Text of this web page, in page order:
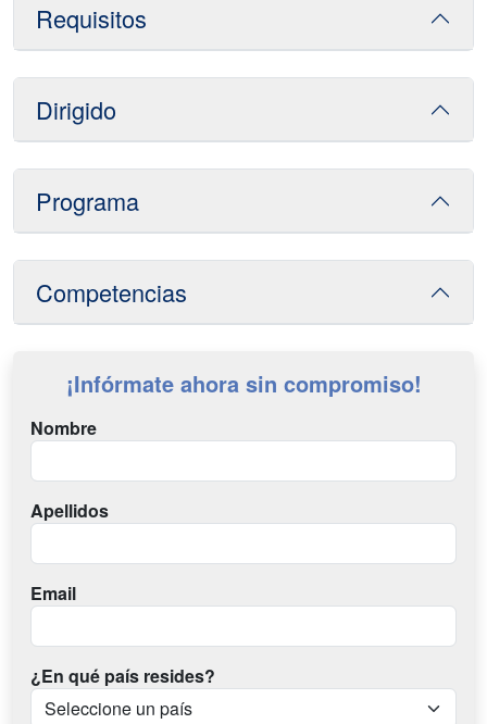
Requisitos
Dirigido
Programa
Competencias
¡Infórmate ahora sin compromiso!
Nombre
Apellidos
Email
¿En qué país resides?